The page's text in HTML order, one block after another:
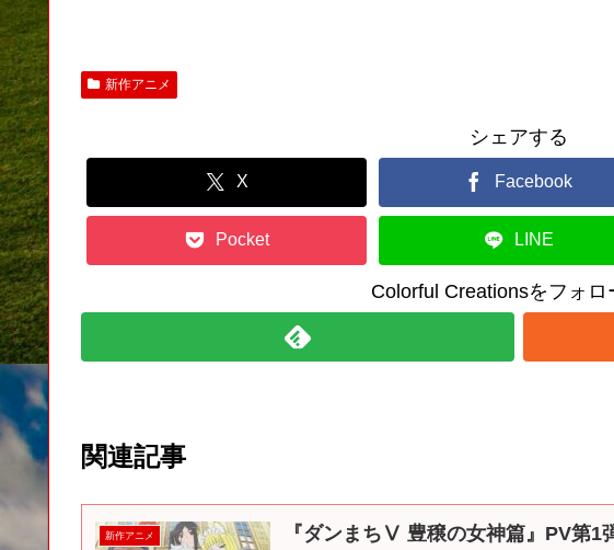
新作アニメ
シェアする
X Facebook
Pocket LINE
Colorful Creationsをフォロ
関連記事
新作アニメ 『ダンまちⅤ 豊穣の女神篇』PV第